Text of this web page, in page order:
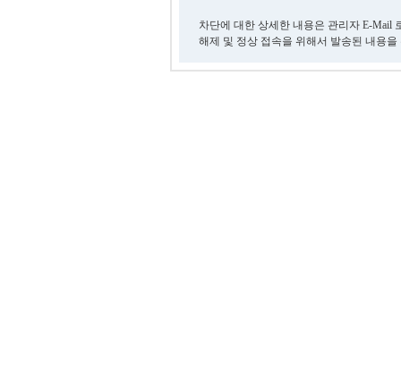
차단에 대한 상세한 내용은 관리자 E-Mail
해제 및 정상 접속을 위해서 발송된 내용